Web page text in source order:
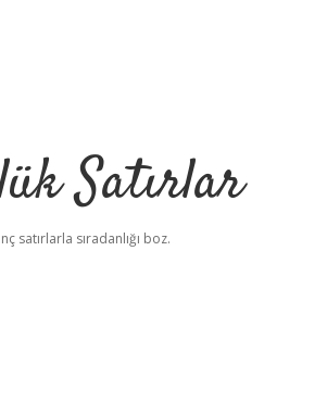
Satırlar
satırlarla sıradanlığı boz.